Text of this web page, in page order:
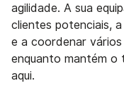
agilidade. A sua
clientes potenciais,
e a coordenar
enquanto mantém o
aqui.